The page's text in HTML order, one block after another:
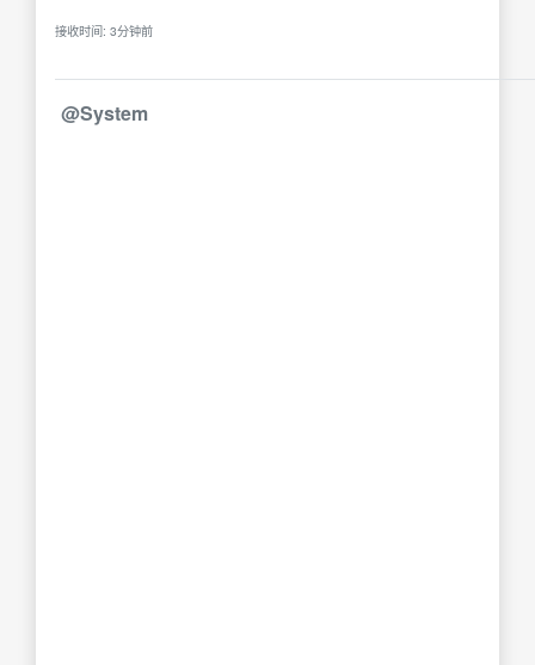
接收时间: 3分钟前
@System